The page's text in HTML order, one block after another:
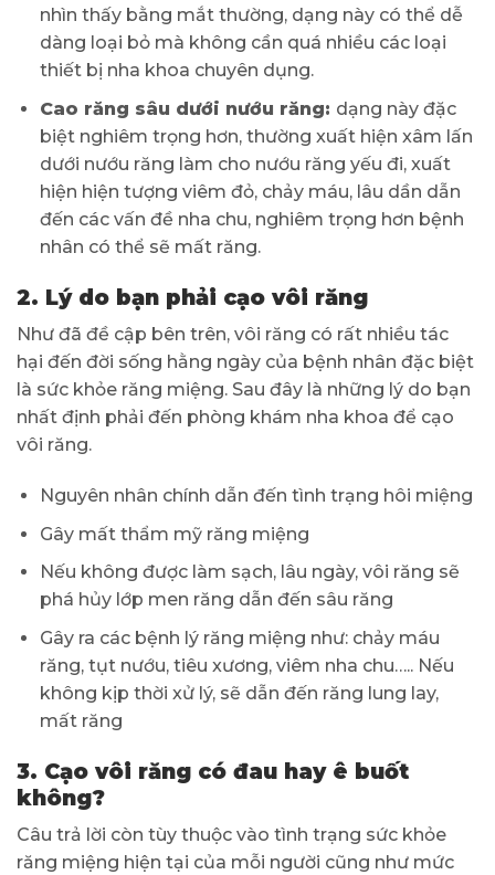
nhìn thấy bằng mắt thường, dạng này có thể dễ
dàng loại bỏ mà không cần quá nhiều các loại
thiết bị nha khoa chuyên dụng.
Cao răng sâu dưới nướu răng: dạng này đặc
biệt nghiêm trọng hơn, thường xuất hiện xâm lấn
dưới nướu răng làm cho nướu răng yếu đi, xuất
hiện hiện tượng viêm đỏ, chảy máu, lâu dần dẫn
đến các vấn đề nha chu, nghiêm trọng hơn bệnh
nhân có thể sẽ mất răng.
2. Lý do bạn phải cạo vôi răng
Như đã đề cập bên trên, vôi răng có rất nhiều tác
hại đến đời sống hằng ngày của bệnh nhân đặc biệt
là sức khỏe răng miệng. Sau đây là những lý do bạn
nhất định phải đến phòng khám nha khoa để cạo
vôi răng.
Nguyên nhân chính dẫn đến tình trạng hôi miệng
Gây mất thẩm mỹ răng miệng
Nếu không được làm sạch, lâu ngày, vôi răng sẽ
phá hủy lớp men răng dẫn đến sâu răng
Gây ra các bệnh lý răng miệng như: chảy máu
răng, tụt nướu, tiêu xương, viêm nha chu….. Nếu
không kịp thời xử lý, sẽ dẫn đến răng lung lay,
mất răng
3. Cạo vôi răng có đau hay ê buốt
không?
Câu trả lời còn tùy thuộc vào tình trạng sức khỏe
răng miệng hiện tại của mỗi người cũng như mức